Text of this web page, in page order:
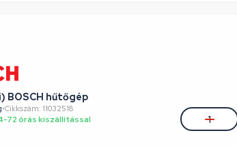
BOSCH hűtőgép
•Cikkszám: 11032518
72 órás kiszállítással